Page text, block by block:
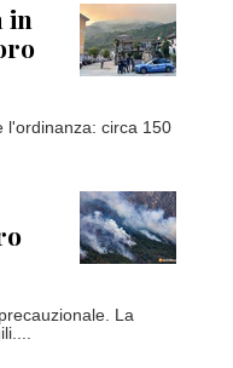
in
l'ordinanza: circa 150
La